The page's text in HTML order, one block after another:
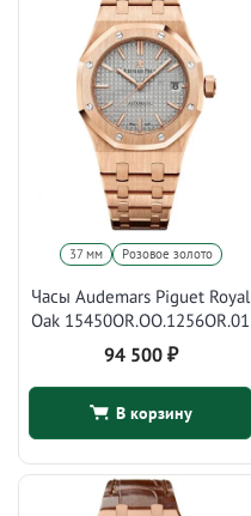
37 мм Розовое золото
Часы Audemars Piguet Royal
Oak 15450OR.OO.1256OR.01
94 500 ₽
В корзину